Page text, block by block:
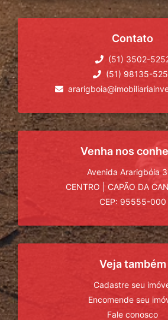
Contato
(51) 3502-
(51) 98135-
Venha nos
Avenida Ararigbóia
CENTRO
CAPÃO DA
CEP: 95555-000
Veja também
Cadastre seu
Encomende seu
Fale conosco